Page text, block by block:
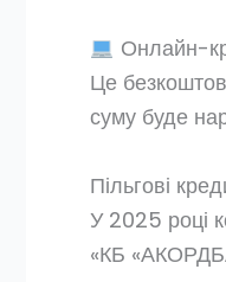
Онлайн-
Це
суму буде
Пільгові
У 2025 році
«КБ